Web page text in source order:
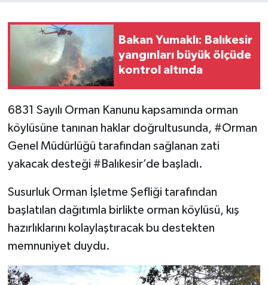
Bakan Yumaklı: Balıkesir
yangınları büyük ölçüde
kontrol altında
6831 Sayılı Orman Kanunu kapsamında orman
köylüsüne tanınan haklar doğrultusunda, #Orman
Genel Müdürlüğü tarafından sağlanan zati
yakacak desteği #Balıkesir’de başladı.
Susurluk Orman İşletme Şefliği tarafından
başlatılan dağıtımla birlikte orman köylüsü, kış
hazırlıklarını kolaylaştıracak bu destekten
memnuniyet duydu.